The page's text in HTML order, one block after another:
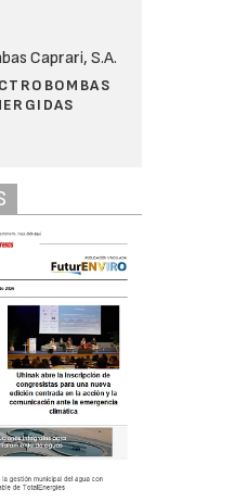
Caprari, S.A.